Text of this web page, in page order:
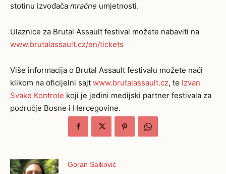
stotinu izvođača mračne umjetnosti.
Ulaznice za Brutal Assault festival možete nabaviti na
www.brutalassault.cz/en/tickets
Više informacija o Brutal Assault festivalu možete naći
klikom na oficijelni sajt www.brutalassault.cz, te Izvan
Svake Kontrole koji je jedini medijski partner festivala za
područje Bosne i Hercegovine.
Goran Salković